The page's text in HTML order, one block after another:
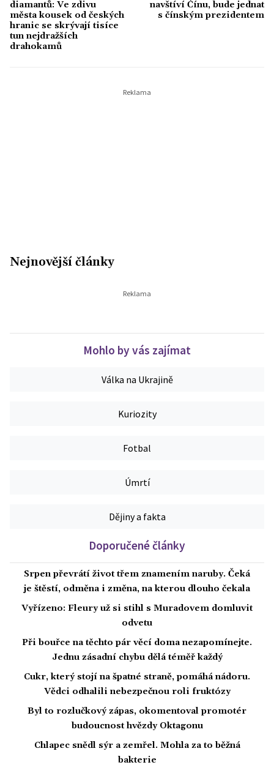
diamantů: Ve zdivu
města kousek od českých
hranic se skrývají tisíce
tun nejdražších
drahokamů
navštíví Čínu, bude jednat
s čínským prezidentem
Nejnovější články
Mohlo by vás zajímat
Válka na Ukrajině
Kuriozity
Fotbal
Úmrtí
Dějiny a fakta
Doporučené články
Srpen převrátí život třem znamením naruby. Čeká
je štěstí, odměna i změna, na kterou dlouho čekala
Vyřízeno: Fleury už si stihl s Muradovem domluvit
odvetu
Při bouřce na těchto pár věcí doma nezapomínejte.
Jednu zásadní chybu dělá téměř každý
Cukr, který stojí na špatné straně, pomáhá nádoru.
Vědci odhalili nebezpečnou roli fruktózy
Byl to rozlučkový zápas, okomentoval promotér
budoucnost hvězdy Oktagonu
Chlapec snědl sýr a zemřel. Mohla za to běžná
bakterie